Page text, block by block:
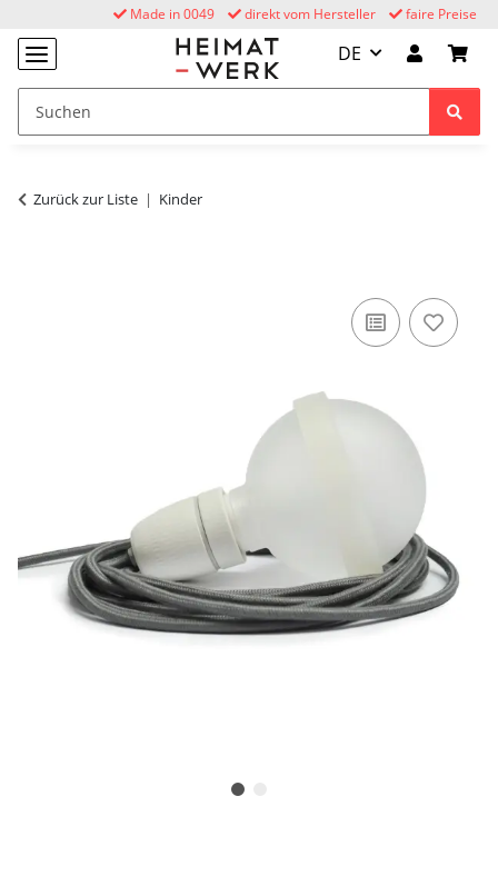
faire Preise
direkt vom Hersteller
Made in 0049
DE
Zurück zur Liste Kinder